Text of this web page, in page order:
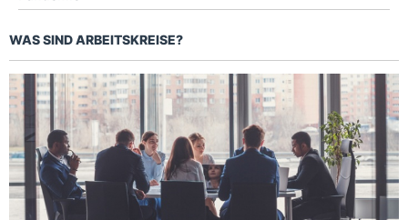
WAS SIND ARBEITSKREISE?